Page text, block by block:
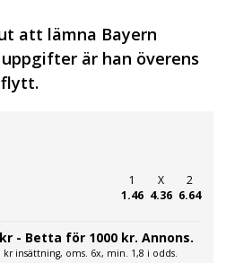
att lämna Bayern
är han överens
flytt.
1
1.46
X
4.36
2
6.64
- Betta för 1000 kr. Annons.
insättning, oms. 6x, min. 1,8 i odds.